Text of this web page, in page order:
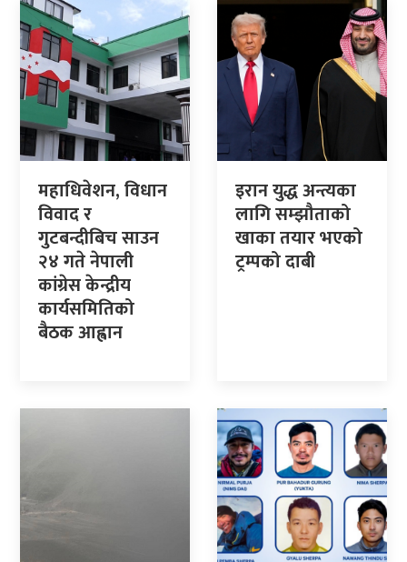
महाधिवेशन, विधान
विवाद र
गुटबन्दीबिच साउन
२४ गते नेपाली
कांग्रेस केन्द्रीय
कार्यसमितिको
बैठक आह्वान
इरान युद्ध अन्त्यका
लागि सम्झौताको
खाका तयार भएको
ट्रम्पको दाबी